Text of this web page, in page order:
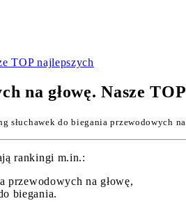
TOP najlepszych
na głowę. Nasze
słuchawek do biegania przewodowych na
rankingi m.in.:
przewodowych na głowę,
biegania.